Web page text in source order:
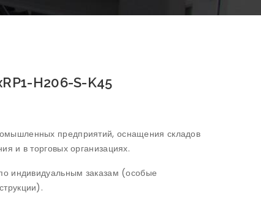
H206-S-K45
предприятий, оснащения складов
и в торговых организациях.
индивидуальным заказам (особые